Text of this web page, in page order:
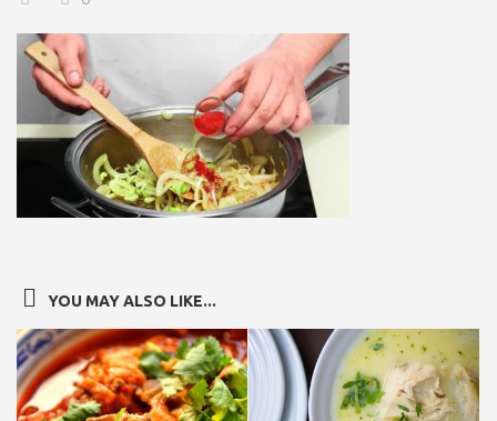
YOU MAY ALSO LIKE...